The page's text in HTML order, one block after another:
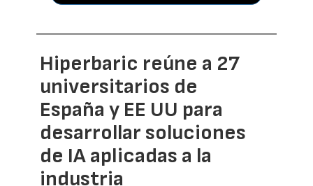
Hiperbaric reúne a 27
universitarios de
España y EE UU para
desarrollar soluciones
de IA aplicadas a la
industria